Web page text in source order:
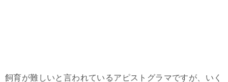
飼育が難しいと言われているアピストグラマですが、いく